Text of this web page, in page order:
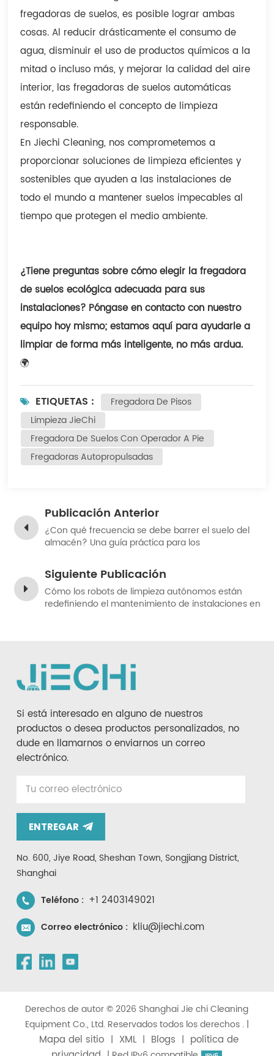
fregadoras de suelos, es posible lograr ambas
cosas. Al reducir drásticamente el consumo de
agua, disminuir el uso de productos químicos a la
mitad o incluso más, y mejorar la calidad del aire
interior, las fregadoras de suelos automáticas
están redefiniendo el concepto de limpieza
responsable.
En Jiechi Cleaning, nos comprometemos a
proporcionar soluciones de limpieza eficientes y
sostenibles que ayuden a las instalaciones de
todo el mundo a mantener suelos impecables al
tiempo que protegen el medio ambiente.
¿Tiene preguntas sobre cómo elegir la fregadora
de suelos ecológica adecuada para sus
instalaciones? Póngase en contacto con nuestro
equipo hoy mismo; estamos aquí para ayudarle a
limpiar de forma más inteligente, no más ardua.
🌍
ETIQUETAS :
Fregadora De Pisos
Limpieza JieChi
Fregadora De Suelos Con Operador A Pie
Fregadoras Autopropulsadas
Publicación Anterior
¿Con qué frecuencia se debe barrer el suelo del
almacén? Una guía práctica para los
Siguiente Publicación
Cómo los robots de limpieza autónomos están
redefiniendo el mantenimiento de instalaciones en
Si está interesado en alguno de nuestros
productos o desea productos personalizados, no
dude en llamarnos o enviarnos un correo
electrónico.
ENTREGAR
No. 600, Jiye Road, Sheshan Town, Songjiang District,
Shanghai
Teléfono : +1 2403149021
Correo electrónico : kliu@jiechi.com
Derechos de autor © 2026 Shanghai Jie chi Cleaning
Equipment Co., Ltd. Reservados todos los derechos . |
Mapa del sitio | XML | Blogs | política de